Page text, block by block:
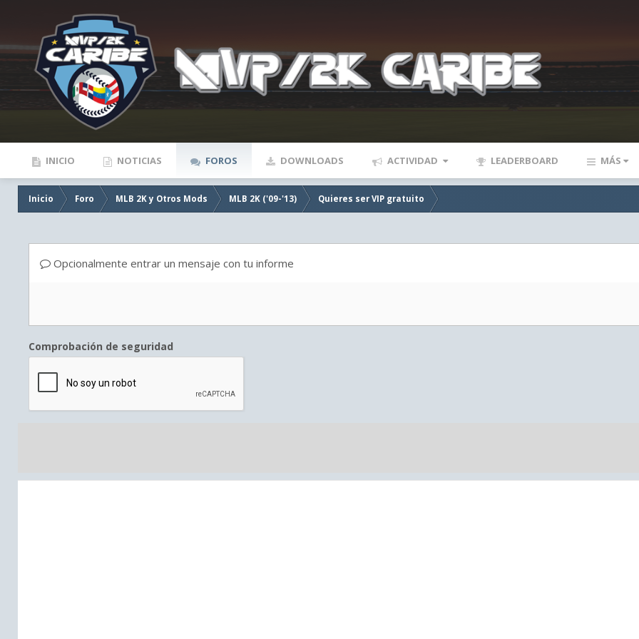
INICIO NOTICIAS FOROS DOWNLOADS ACTIVIDAD LEADERBOARD MÁS
Inicio Foro MLB 2K y Otros Mods MLB 2K ('09-'13) Quieres ser VIP gratuito
Opcionalmente entrar un mensaje con tu informe
Comprobación de seguridad